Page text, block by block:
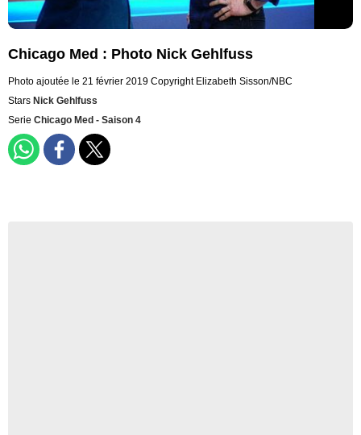
Chicago Med : Photo Nick Gehlfuss
Photo ajoutée le 21 février 2019 Copyright Elizabeth Sisson/NBC
Stars Nick Gehlfuss
Serie Chicago Med - Saison 4